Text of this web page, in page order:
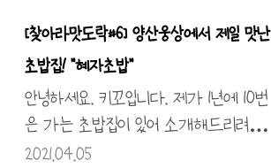
를 등지고 한컷 찍어봅니다. 해바라기는
행복을 가져다주죠? 따뜻한 감성을 느끼
게 해 줍니다. 그러고 카페로 들어가기
위해 건물 앞으로 다가갔는데요! 어랏??
이 느낌 어디선가 많이 본거 같지 않나요?!
해요. 오픈 시기에 코로나 직격탄을 맞는
바람에 메뉴를 바꾸셨다고 합니다. 가성
비 좋은 밥집이니 한번 외식하러 다녀오시
는 것을 추천드립니다. 이 동네에서 지나
다니다 보면 이 건물을 보신 적이 있으실
거예요. 원래는 한식 뷔페였다는 것도요....
[찾아라맛도락#6] 양산웅상에서 제일 맛난
초밥집! "혜자초밥"
안녕하세요. 키꼬입니다. 제가 1년에 10번
은 가는 초밥집이 있어 소개해드리려고
합니다. 이 집은 양산... 아니 웅상지역에서
2021.04.05